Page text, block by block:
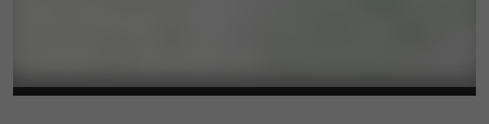
Pour en savoir plus sur nos scénarios ou sur nos